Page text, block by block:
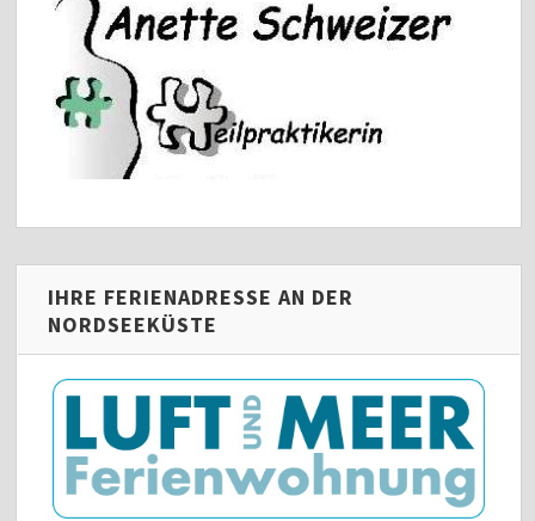
IHRE FERIENADRESSE AN DER
NORDSEEKÜSTE